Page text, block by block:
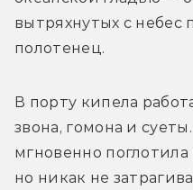
вытряхнутых с небес
полотенец.
В порту кипела
звона, гомона и
мгновенно
но никак не